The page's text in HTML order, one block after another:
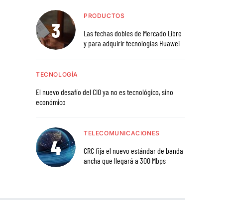
PRODUCTOS
Las fechas dobles de Mercado Libre
y para adquirir tecnologías Huawei
TECNOLOGÍA
El nuevo desafío del CIO ya no es tecnológico, sino
económico
TELECOMUNICACIONES
CRC fija el nuevo estándar de banda
ancha que llegará a 300 Mbps